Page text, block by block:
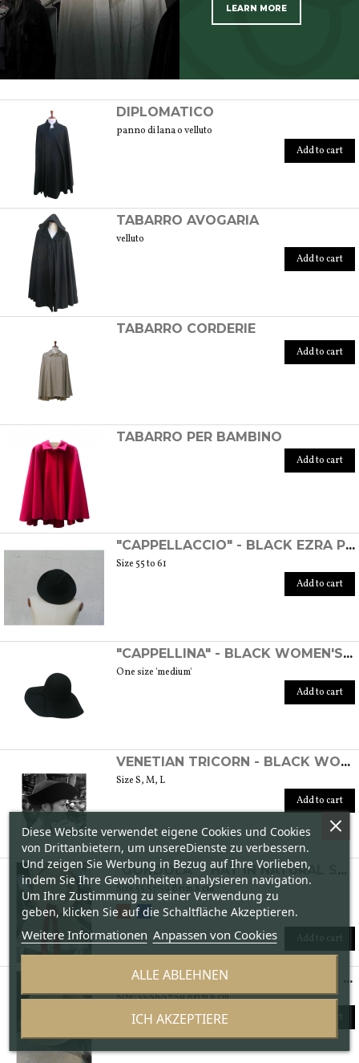
LEARN MORE
DIPLOMATICO
panno di lana o velluto
Add to cart
TABARRO AVOGARIA
velluto
Add to cart
TABARRO CORDERIE
Add to cart
TABARRO PER BAMBINO
Add to cart
"CAPPELLACCIO" - BLACK EZRA POUND HAT
Size 55 to 61
Add to cart
"CAPPELLINA" - BLACK WOMEN'S WOOL FELT HAT
One size 'medium'
Add to cart
VENETIAN TRICORN - BLACK WOMEN'S FELT HAT
Size S, M, L
Add to cart
Size 55/57/59 Brim 8 cm
Add to cart
"CANOTTIERI" - HAT IN NATURAL STRAW
Size: 55/56/57/59 Brim 8 cm
Add to cart
Diese Website verwendet eigene Cookies und Cookies
von Drittanbietern, um unsereDienste zu verbessern.
Und zeigen Sie Werbung in Bezug auf Ihre Vorlieben,
indem Sie Ihre Gewohnheiten analysieren navigation.
Um Ihre Zustimmung zu seiner Verwendung zu
geben, klicken Sie auf die Schaltfläche Akzeptieren.
Weitere Informationen Anpassen von Cookies
ALLE ABLEHNEN
ICH AKZEPTIERE